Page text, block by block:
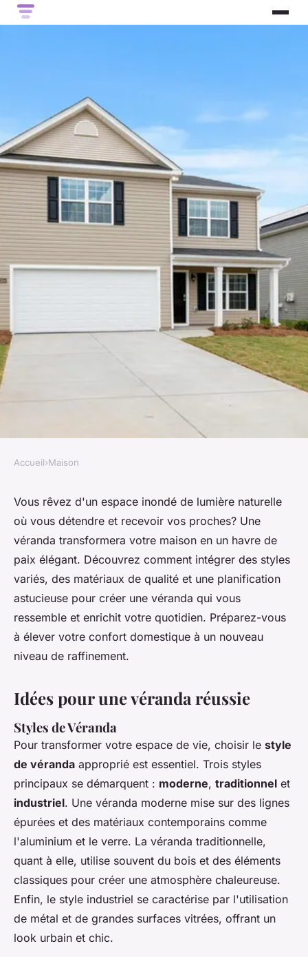
Améliorez votre espace de vie:
construire une véranda
Sarah•16 septembre 2024• 4 min de lecture
Accueil›Maison
Vous rêvez d'un espace inondé de lumière naturelle
où vous détendre et recevoir vos proches? Une
véranda transformera votre maison en un havre de
paix élégant. Découvrez comment intégrer des styles
variés, des matériaux de qualité et une planification
astucieuse pour créer une véranda qui vous
ressemble et enrichit votre quotidien. Préparez-vous
à élever votre confort domestique à un nouveau
niveau de raffinement.
Idées pour une véranda réussie
Styles de Véranda
Pour transformer votre espace de vie, choisir le style
de véranda approprié est essentiel. Trois styles
principaux se démarquent : moderne, traditionnel et
industriel. Une véranda moderne mise sur des lignes
épurées et des matériaux contemporains comme
l'aluminium et le verre. La véranda traditionnelle,
quant à elle, utilise souvent du bois et des éléments
classiques pour créer une atmosphère chaleureuse.
Enfin, le style industriel se caractérise par l'utilisation
de métal et de grandes surfaces vitrées, offrant un
look urbain et chic.